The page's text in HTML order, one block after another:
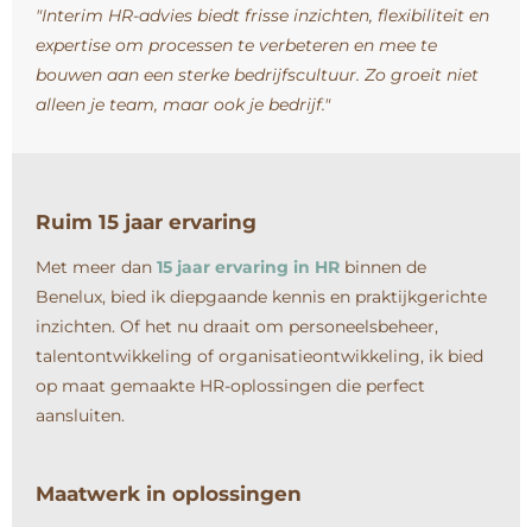
"Interim HR-advies biedt frisse inzichten, flexibiliteit en
expertise om processen te verbeteren en mee te
bouwen aan een sterke bedrijfscultuur. Zo groeit niet
alleen je team, maar ook je bedrijf."
Ruim 15 jaar ervaring
Met meer dan 15 jaar ervaring in HR binnen de
Benelux, bied ik diepgaande kennis en praktijkgerichte
inzichten. Of het nu draait om personeelsbeheer,
talentontwikkeling of organisatieontwikkeling, ik bied
op maat gemaakte HR-oplossingen die perfect
aansluiten.
Maatwerk in oplossingen